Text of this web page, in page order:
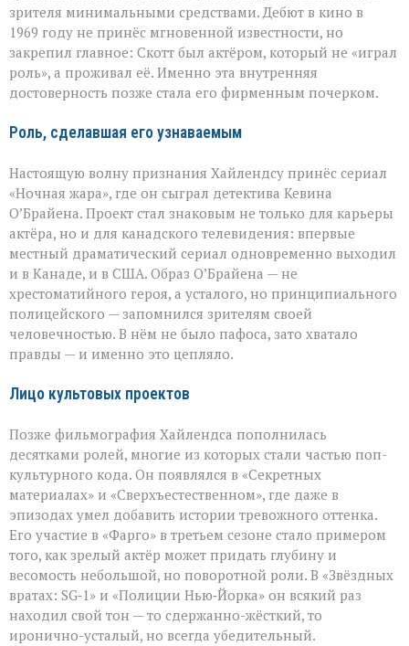
зрителя минимальными средствами. Дебют в кино в
1969 году не принёс мгновенной известности, но
закрепил главное: Скотт был актёром, который не «играл
роль», а проживал её. Именно эта внутренняя
достоверность позже стала его фирменным почерком.
Роль, сделавшая его узнаваемым
Настоящую волну признания Хайлендсу принёс сериал
«Ночная жара», где он сыграл детектива Кевина
О’Брайена. Проект стал знаковым не только для карьеры
актёра, но и для канадского телевидения: впервые
местный драматический сериал одновременно выходил
и в Канаде, и в США. Образ О’Брайена — не
хрестоматийного героя, а усталого, но принципиального
полицейского — запомнился зрителям своей
человечностью. В нём не было пафоса, зато хватало
правды — и именно это цепляло.
Лицо культовых проектов
Позже фильмография Хайлендса пополнилась
десятками ролей, многие из которых стали частью поп-
культурного кода. Он появлялся в «Секретных
материалах» и «Сверхъестественном», где даже в
эпизодах умел добавить истории тревожного оттенка.
Его участие в «Фарго» в третьем сезоне стало примером
того, как зрелый актёр может придать глубину и
весомость небольшой, но поворотной роли. В «Звёздных
вратах: SG‑1» и «Полиции Нью‑Йорка» он всякий раз
находил свой тон — то сдержанно-жёсткий, то
иронично-усталый, но всегда убедительный.